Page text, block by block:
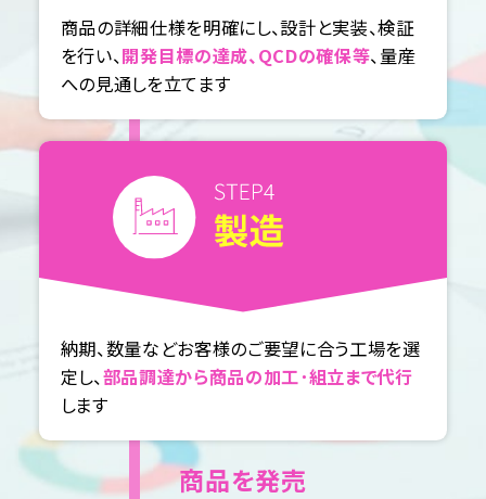
商品の詳細仕様を明確にし、設計と実装、検証
を行い、開発目標の達成、QCDの確保等、量産
への見通しを立てます
納期、数量などお客様のご要望に合う工場を選
定し、部品調達から商品の加工･組立まで代行
します
商品を発売